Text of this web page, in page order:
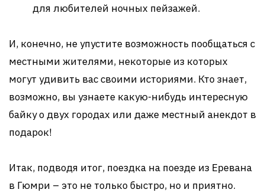
для любителей ночных пейзажей.
И, конечно, не упустите возможность пообщаться с
местными жителями, некоторые из которых
могут удивить вас своими историями. Кто знает,
возможно, вы узнаете какую-нибудь интересную
байку о двух городах или даже местный анекдот в
подарок!
Итак, подводя итог, поездка на поезде из Еревана
в Гюмри – это не только быстро, но и приятно.